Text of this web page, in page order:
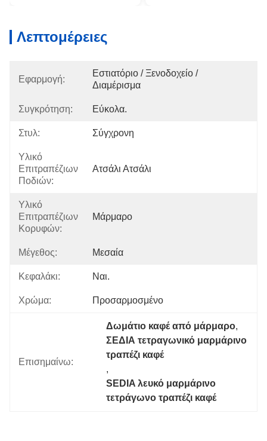
Λεπτομέρειες
Εφαρμογή:
Εστιατόριο / Ξενοδοχείο /
Διαμέρισμα
Συγκρότηση: Εύκολα.
Στυλ: Σύγχρονη
Υλικό
Επιτραπέζιων
Ποδιών:
Ατσάλι Ατσάλι
Υλικό
Επιτραπέζιων
Κορυφών:
Μάρμαρο
Μέγεθος: Μεσαία
Κεφαλάκι: Ναι.
Χρώμα: Προσαρμοσμένο
Επισημαίνω:
Δωμάτιο καφέ από μάρμαρο,
ΣΕΔΙΑ τετραγωνικό μαρμάρινο
τραπέζι καφέ
,
SEDIA λευκό μαρμάρινο
τετράγωνο τραπέζι καφέ